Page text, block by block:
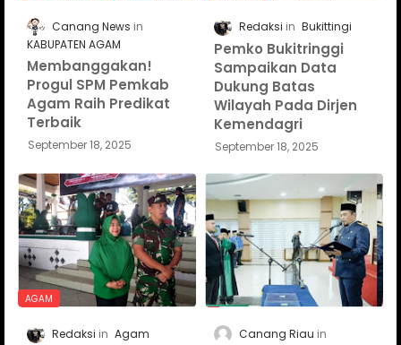
Canang News
KABUPATEN AGAM
Membanggakan!
Progul SPM Pemkab
Agam Raih Predikat
Terbaik
September 18, 2025
Redaksi Bukittingi
Pemko Bukitringgi
Sampaikan Data
Dukung Batas
Wilayah Pada Dirjen
Kemendagri
September 18, 2025
AGAM
Redaksi Agam Canang Riau